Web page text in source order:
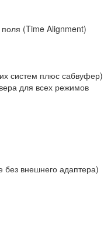
поля (Time Alignment)
систем плюс сабвуфер)
для всех режимов
без внешнего адаптера)